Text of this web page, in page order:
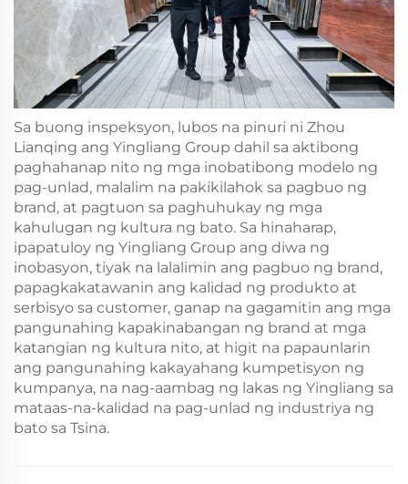
Sa buong inspeksyon, lubos na pinuri ni Zhou
Lianqing ang Yingliang Group dahil sa aktibong
paghahanap nito ng mga inobatibong modelo ng
pag-unlad, malalim na pakikilahok sa pagbuo ng
brand, at pagtuon sa paghuhukay ng mga
kahulugan ng kultura ng bato. Sa hinaharap,
ipapatuloy ng Yingliang Group ang diwa ng
inobasyon, tiyak na lalalimin ang pagbuo ng brand,
papagkakatawanin ang kalidad ng produkto at
serbisyo sa customer, ganap na gagamitin ang mga
pangunahing kapakinabangan ng brand at mga
katangian ng kultura nito, at higit na papaunlarin
ang pangunahing kakayahang kumpetisyon ng
kumpanya, na nag-aambag ng lakas ng Yingliang sa
mataas-na-kalidad na pag-unlad ng industriya ng
bato sa Tsina.